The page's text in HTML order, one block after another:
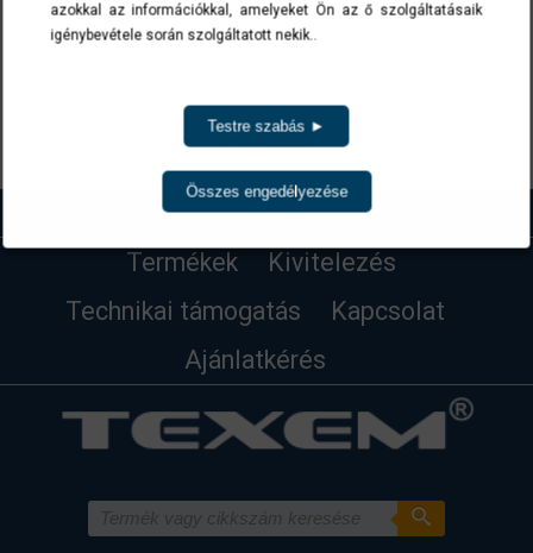
311520010
311521010
Vissza
Termékek
Kivitelezés
Technikai támogatás
Kapcsolat
Ajánlatkérés
azokkal az információkkal, amelyeket Ön az ő szolgáltatásaik
igénybevétele során szolgáltatott nekik..
Testre szabás ►
Összes engedélyezése